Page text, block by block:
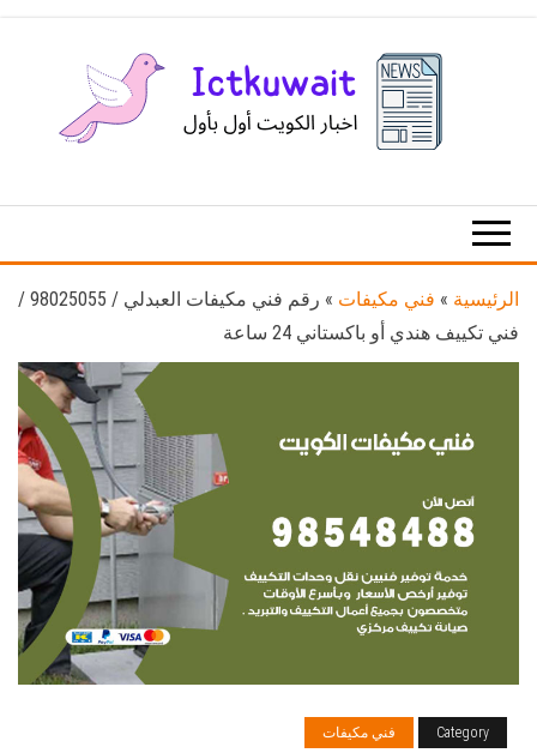
الكويت
الرئيسية » فني مكيفات »
رقم فني مكيفات العبدلي / 98025055 /
فني تكييف هندي أو باكستاني 24 ساعة
Category فني مكيفات